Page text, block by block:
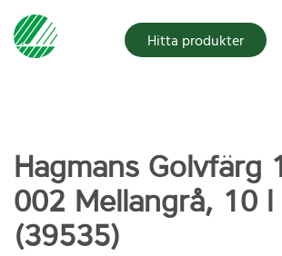
Hitta produkter
Hagmans Golvfärg
002 Mellangrå, 10 l
(39535)